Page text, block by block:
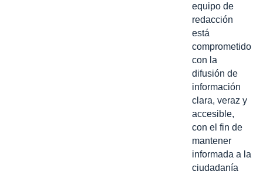
equipo de
redacción
está
comprometido
con la
difusión de
información
clara, veraz y
accesible,
con el fin de
mantener
informada a la
ciudadanía